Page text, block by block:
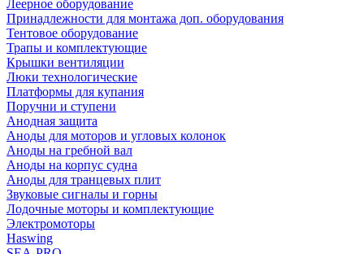
Леерное оборудование
Принадлежности для монтажа доп. оборудования
Тентовое оборудование
Трапы и комплектующие
Крышки вентиляции
Люки технологические
Платформы для купания
Поручни и ступени
Анодная защита
Аноды для моторов и угловых колонок
Аноды на гребной вал
Аноды на корпус судна
Аноды для транцевых плит
Звуковые сигналы и горны
Лодочные моторы и комплектующие
Электромоторы
Haswing